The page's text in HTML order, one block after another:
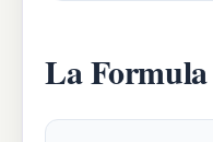
La Formula